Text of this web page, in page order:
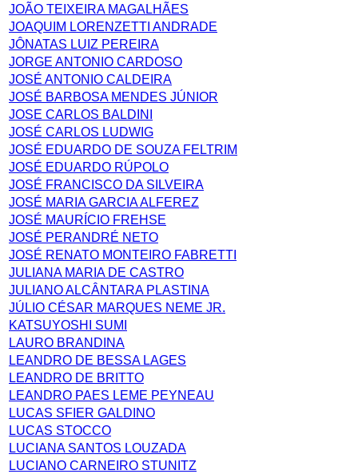
JOÃO TEIXEIRA MAGALHÃES
JOAQUIM LORENZETTI ANDRADE
JÔNATAS LUIZ PEREIRA
JORGE ANTONIO CARDOSO
JOSÉ ANTONIO CALDEIRA
JOSÉ BARBOSA MENDES JÚNIOR
JOSE CARLOS BALDINI
JOSÉ CARLOS LUDWIG
JOSÉ EDUARDO DE SOUZA FELTRIM
JOSÉ EDUARDO RÚPOLO
JOSÉ FRANCISCO DA SILVEIRA
JOSÉ MARIA GARCIA ALFEREZ
JOSÉ MAURÍCIO FREHSE
JOSÉ PERANDRÉ NETO
JOSÉ RENATO MONTEIRO FABRETTI
JULIANA MARIA DE CASTRO
JULIANO ALCÂNTARA PLASTINA
JÚLIO CÉSAR MARQUES NEME JR.
KATSUYOSHI SUMI
LAURO BRANDINA
LEANDRO DE BESSA LAGES
LEANDRO DE BRITTO
LEANDRO PAES LEME PEYNEAU
LUCAS SFIER GALDINO
LUCAS STOCCO
LUCIANA SANTOS LOUZADA
LUCIANO CARNEIRO STUNITZ